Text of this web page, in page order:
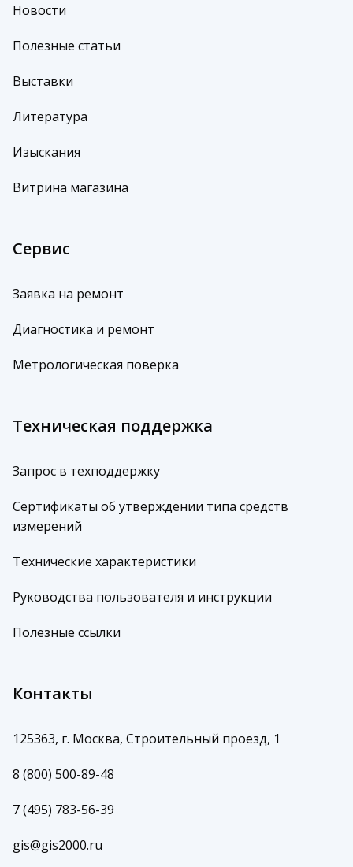
Новости
Полезные статьи
Выставки
Литература
Изыскания
Витрина магазина
Сервис
Заявка на ремонт
Диагностика и ремонт
Метрологическая поверка
Техническая поддержка
Запрос в техподдержку
Сертификаты об утверждении типа средств
измерений
Технические характеристики
Руководства пользователя и инструкции
Полезные ссылки
Контакты
125363, г. Москва, Строительный проезд, 1
8 (800) 500-89-48
7 (495) 783-56-39
gis@gis2000.ru